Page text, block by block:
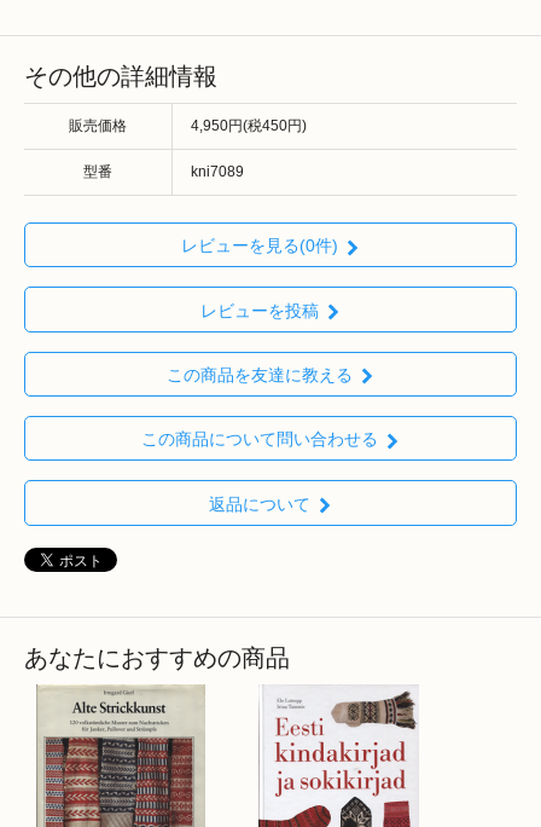
その他の詳細情報
販売価格 4,950円(税450円)
型番 kni7089
レビューを見る(0件)
レビューを投稿
この商品を友達に教える
この商品について問い合わせる
返品について
あなたにおすすめの商品